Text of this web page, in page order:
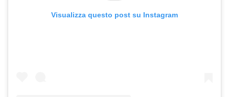
Visualizza questo post su Instagram